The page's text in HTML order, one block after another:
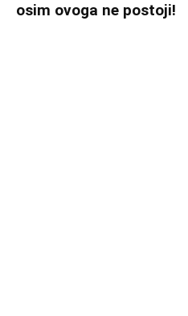
osim ovoga ne postoji!